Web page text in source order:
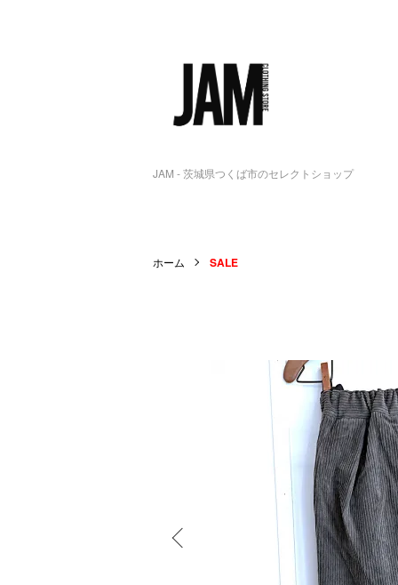
JAM - 茨城県つくば市のセレクトショップ
ホーム SALE